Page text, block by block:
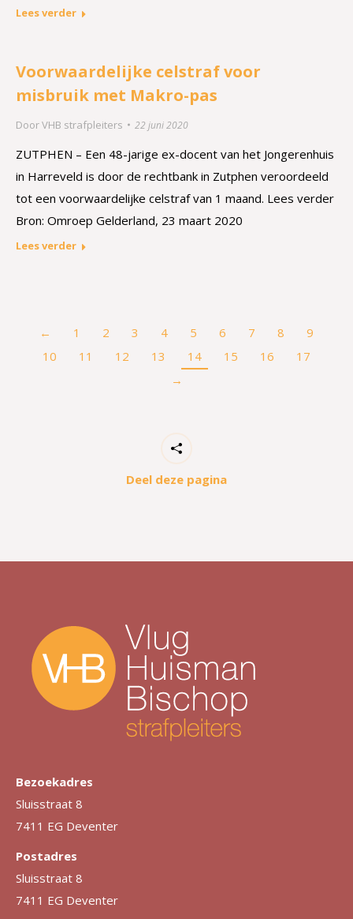
Lees verder
Voorwaardelijke celstraf voor
misbruik met Makro-pas
DoorVHB strafpleiters 22 juni 2020
ZUTPHEN – Een 48-jarige ex-docent van het Jongerenhuis
in Harreveld is door de rechtbank in Zutphen veroordeeld
tot een voorwaardelijke celstraf van 1 maand. Lees verder
Bron: Omroep Gelderland, 23 maart 2020
Lees verder
← 1 2 3 4 5 6 7 8
9
10
11 12 13 14 15 16
17
→
Deel deze pagina
Bezoekadres
Sluisstraat 8
7411 EG Deventer
Postadres
Sluisstraat 8
7411 EG Deventer